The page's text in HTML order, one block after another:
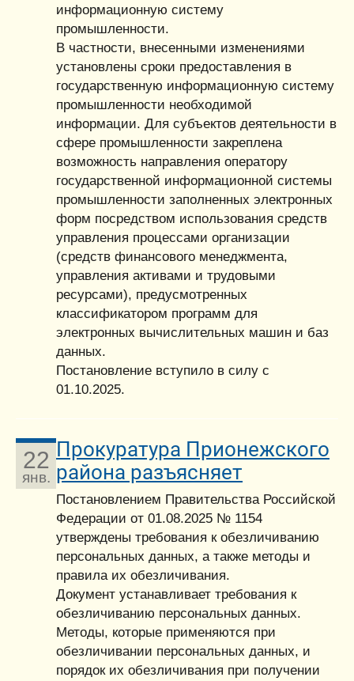
информационную систему
промышленности.
В частности, внесенными изменениями
установлены сроки предоставления в
государственную информационную систему
промышленности необходимой
информации. Для субъектов деятельности в
сфере промышленности закреплена
возможность направления оператору
государственной информационной системы
промышленности заполненных электронных
форм посредством использования средств
управления процессами организации
(средств финансового менеджмента,
управления активами и трудовыми
ресурсами), предусмотренных
классификатором программ для
электронных вычислительных машин и баз
данных.
Постановление вступило в силу с
01.10.2025.
22
янв.
Прокуратура Прионежского
района разъясняет
Постановлением Правительства Российской
Федерации от 01.08.2025 № 1154
утверждены требования к обезличиванию
персональных данных, а также методы и
правила их обезличивания.
Документ устанавливает требования к
обезличиванию персональных данных.
Методы, которые применяются при
обезличивании персональных данных, и
порядок их обезличивания при получении